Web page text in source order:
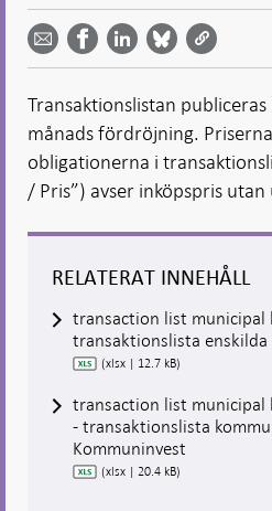
Dela
email -
Öppnas
i ny flik
Dela på
Facebook
- Öppnas
Dela på
LinkedIn
-
Öppnas
i ny flik
på
Bluesky
-
i ny flik
på
Twitter
-
i ny flik
Transaktionslistan
månads fördröjning.
obligationerna i
/ Pris”) avser inköpspris
RELATERAT INNEHÅLL
transaction list municipal
transaktionslista
(xlsx | 12.7 kB)
transaction list municipal
- transaktionslista
Kommuninvest
(xlsx | 20.4 kB)